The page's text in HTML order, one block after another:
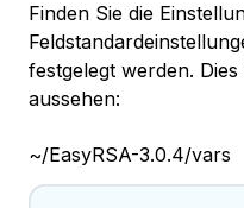
Finden Sie die
festgelegt werden.
aussehen:
~/EasyRSA-3.0.4/vars